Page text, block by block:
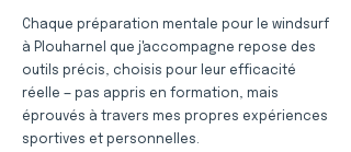
Chaque préparation mentale pour le windsurf
à Plouharnel que j'accompagne repose des
outils précis, choisis pour leur efficacité
réelle — pas appris en formation, mais
éprouvés à travers mes propres expériences
sportives et personnelles.